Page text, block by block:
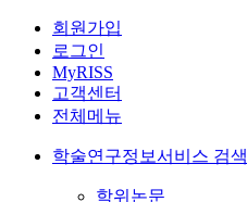
회원가입
로그인
MyRISS
고객센터
전체메뉴
학술연구정보서비스 검색
학위논문